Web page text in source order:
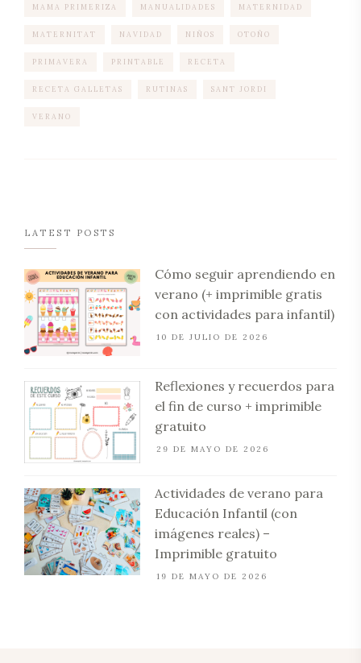
MAMA PRIMERIZA MANUALIDADES MATERNIDAD
MATERNITAT NAVIDAD NIÑOS OTOÑO
PRIMAVERA PRINTABLE RECETA
RECETA GALLETAS RUTINAS SANT JORDI
VERANO
LATEST POSTS
Cómo seguir aprendiendo en
verano (+ imprimible gratis
con actividades para infantil)
10 DE JULIO DE 2026
Reflexiones y recuerdos para
el fin de curso + imprimible
gratuito
29 DE MAYO DE 2026
Actividades de verano para
Educación Infantil (con
imágenes reales) –
Imprimible gratuito
19 DE MAYO DE 2026